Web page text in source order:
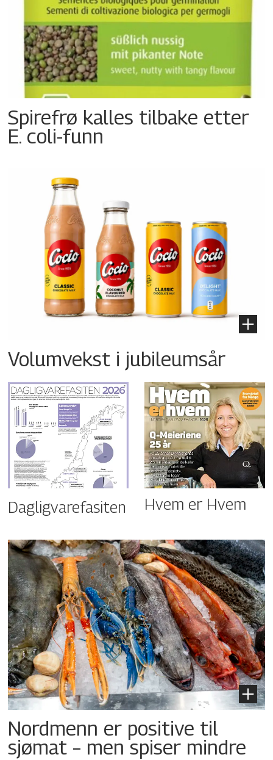
Spirefrø kalles tilbake etter
E. coli-funn
Volumvekst i jubileumsår
Dagligvarefasiten Hvem er Hvem
Nordmenn er positive til
sjømat – men spiser mindre